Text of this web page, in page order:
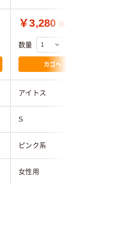
￥3,280 （税込）
数量
カゴへ
アイトス
S
ピンク系
女性用